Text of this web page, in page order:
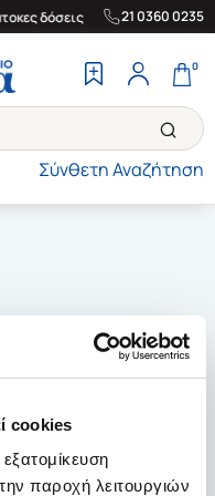
cookies
παροχή λειτουργιών
δόσεις | Δωρεάν
21 0360 0235
Σύνθετη Αναζήτηση
0